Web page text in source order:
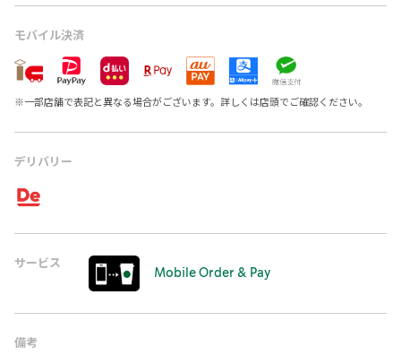
モバイル決済
※一部店舗で表記と異なる場合がございます。詳しくは店頭でご確認ください。
デリバリー
サービス
Mobile Order & Pay
備考